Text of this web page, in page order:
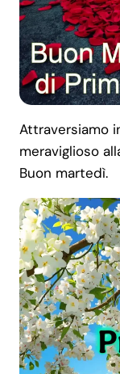
Attraversiamo
meraviglioso
Buon martedì.